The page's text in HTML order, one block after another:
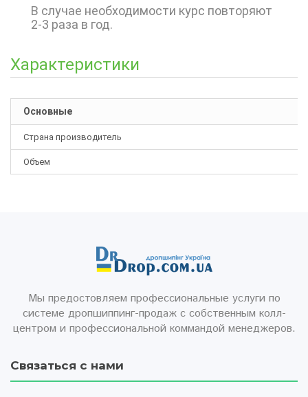
В случае необходимости курс повторяют
2-3 раза в год.
Характеристики
Основные
Страна производитель
Объем
Мы предостовляем профессиональные услуги по
системе дропшиппинг-продаж с собственным колл-
центром и профессиональной коммандой менеджеров.
Связаться с нами